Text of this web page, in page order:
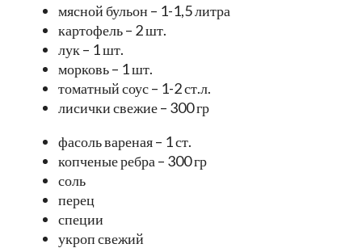
мясной бульон – 1-1,5 литра
картофель – 2 шт.
лук – 1 шт.
морковь – 1 шт.
томатный соус – 1-2 ст.л.
лисички свежие – 300 гр
фасоль вареная – 1 ст.
копченые ребра – 300 гр
соль
перец
специи
укроп свежий